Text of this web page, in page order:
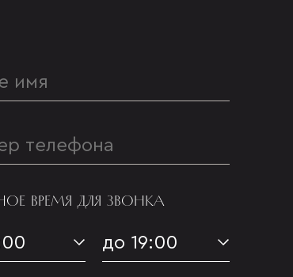
ВРЕМЯ ДЛЯ ЗВОНКА
до 19:00